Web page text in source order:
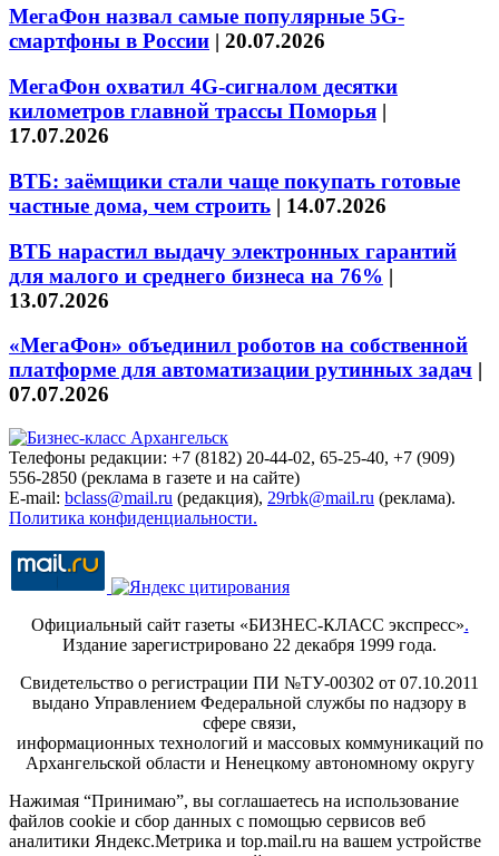
МегаФон назвал самые популярные 5G-
смартфоны в России | 20.07.2026
МегаФон охватил 4G-сигналом десятки
километров главной трассы Поморья |
17.07.2026
ВТБ: заёмщики стали чаще покупать готовые
частные дома, чем строить | 14.07.2026
ВТБ нарастил выдачу электронных гарантий
для малого и среднего бизнеса на 76% |
13.07.2026
«МегаФон» объединил роботов на собственной
платформе для автоматизации рутинных задач |
07.07.2026
Телефоны редакции: +7 (8182) 20-44-02, 65-25-40, +7 (909)
556-2850 (реклама в газете и на сайте)
E-mail: bclass@mail.ru (редакция), 29rbk@mail.ru (реклама).
Политика конфиденциальности.
Официальный сайт газеты «БИЗНЕС-КЛАСС экспресс».
Издание зарегистрировано 22 декабря 1999 года.
Свидетельство о регистрации ПИ №ТУ-00302 от 07.10.2011
выдано Управлением Федеральной службы по надзору в
сфере связи,
информационных технологий и массовых коммуникаций по
Архангельской области и Ненецкому автономному округу
Нажимая “Принимаю”, вы соглашаетесь на использование
файлов cookie и сбор данных с помощью сервисов веб
аналитики Яндекс.Метрика и top.mail.ru на вашем устройстве